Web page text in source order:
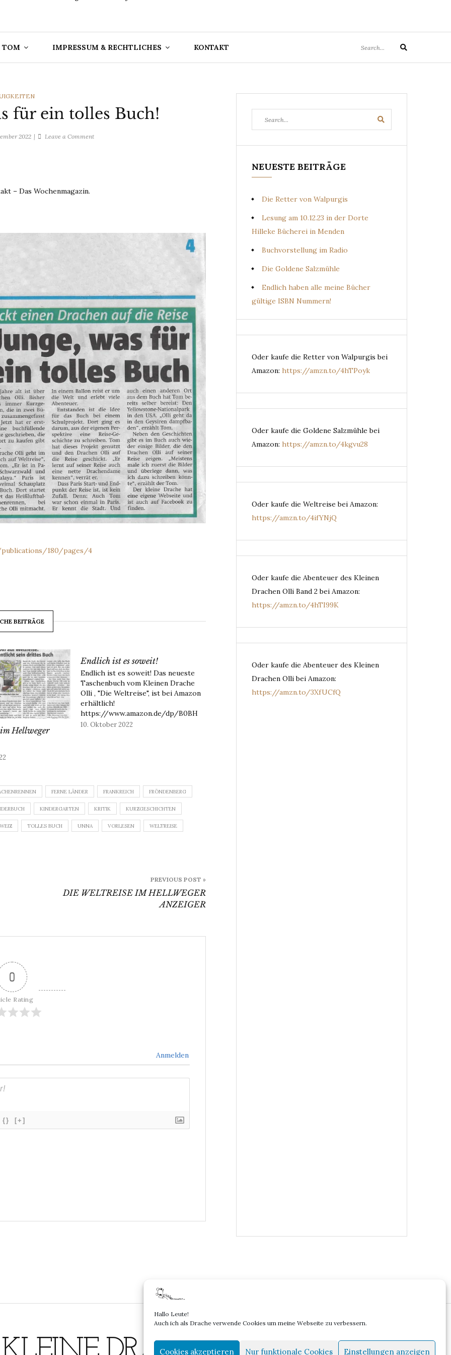
Hallo Leute!
Auch ich als Drache verwende Cookies um meine Webseite zu verbessern.
Cookies akzeptieren Nur funktionale Cookies Einstellungen anzeigen
TOM IMPRESSUM & RECHTLICHES KONTAKT
for:
Search
für ein tolles Buch!
2022 Leave a Commenton
– Das Wochenmagazin.
180/pages/4
BEITRÄGE
Hellweger
Endlich ist es soweit!
Endlich ist es soweit! Das neueste
Taschenbuch vom Kleinen Drache
Olli , "Die Weltreise", ist bei Amazon
erhältlich!
https://www.amazon.de/dp/B0BH
KLZ6ZK Und darum geht es: Der
Frankreich. Auf…
10. Oktober 2022
FERNE LÄNDER FRANKREICH FRÖNDENBERG
KINDERGARTEN KRITIK KURZGESCHICHTEN
TOLLES BUCH UNNA VORLESEN WELTREISE
PREVIOUS POST »
DIE WELTREISE IM HELLWEGER
ANZEIGER
0
Rating
Anmelden
{} [+]
for:
Search
NEUESTE BEITRÄGE
Die Retter von Walpurgis
Lesung am 10.12.23 in der Dorte
Hilleke Bücherei in Menden
Buchvorstellung im Radio
Die Goldene Salzmühle
Endlich haben alle meine Bücher
gültige ISBN Nummern!
Oder kaufe die Retter von Walpurgis bei
Amazon: https://amzn.to/4hTPoyk
Oder kaufe die Goldene Salzmühle bei
Amazon: https://amzn.to/4kgvu28
Oder kaufe die Weltreise bei Amazon:
https://amzn.to/4ifYNjQ
Oder kaufe die Abenteuer des Kleinen
Drachen Olli Band 2 bei Amazon:
https://amzn.to/4hTI99K
Oder kaufe die Abenteuer des Kleinen
Drachen Olli bei Amazon:
https://amzn.to/3XfUCfQ